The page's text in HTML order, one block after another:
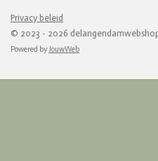
Privacy beleid
© 2023 - 2026
Powered byJouwWeb